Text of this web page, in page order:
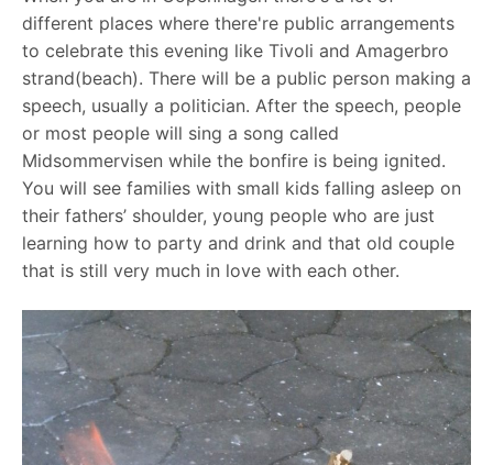
different places where there're public arrangements
to celebrate this evening like Tivoli and Amagerbro
strand(beach). There will be a public person making a
speech, usually a politician. After the speech, people
or most people will sing a song called
Midsommervisen while the bonfire is being ignited.
You will see families with small kids falling asleep on
their fathers’ shoulder, young people who are just
learning how to party and drink and that old couple
that is still very much in love with each other.